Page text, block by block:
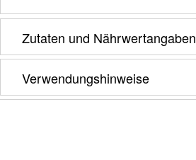
Zutaten und Nährwertangaben
Verwendungshinweise